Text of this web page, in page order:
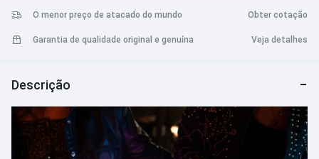
O menor preço de atacado do mundo Obter cotação
Garantia de qualidade original e genuína Veja detalhes
Descrição